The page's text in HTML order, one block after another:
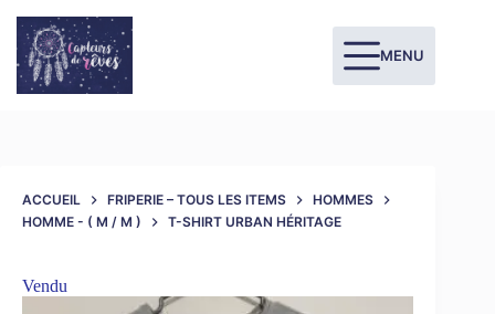
MENU
ACCUEIL FRIPERIE – TOUS LES ITEMS
HOMMES
HOMME - ( M / M )
T-SHIRT URBAN HÉRITAGE
Vendu